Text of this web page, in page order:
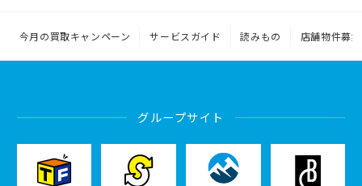
今月の買取キャンペーン サービスガイド 読みもの 店舗物件募集
グループサイト